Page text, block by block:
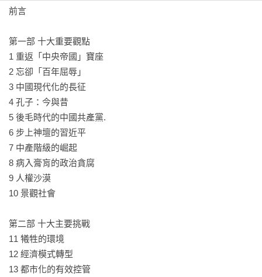
閱讀人社群主編   鄭俊德
前言
第一部 十大重要觀點
1 重返「中央帝國」寶座
2 忘卻「百年屈辱」
3 中國現代化的長征
4 孔子：今與昔
5 後毛時代的中國共產黨.
6 步上神壇的習近平
7 中產階級的崛起
8 病入膏肓的政治貪腐
9 人權沙漠
10 景觀社會
第二部 十大主要挑戰
11 犧牲的環境
12 經濟模式轉型
13 都市化的有效控管